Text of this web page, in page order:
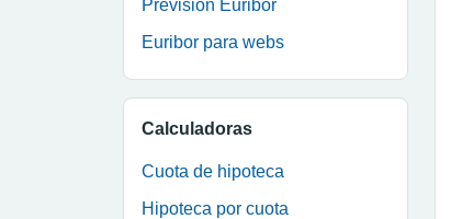
Previsión Euribor
Euribor para webs
Calculadoras
Cuota de hipoteca
Hipoteca por cuota